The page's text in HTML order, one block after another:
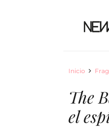
Inicio
The
el